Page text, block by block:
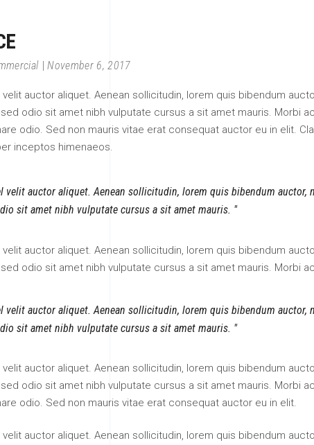
November 6, 2017
velit auctor aliquet. Aenean sollicitudin, lorem quis bibendum
odio sit amet nibh vulputate cursus a sit amet mauris. Morbi
odio. Sed non mauris vitae erat consequat auctor eu in elit.
inceptos himenaeos.
auctor aliquet. Aenean sollicitudin, lorem quis bibendum auctor,
sit amet nibh vulputate cursus a sit amet mauris.
velit auctor aliquet. Aenean sollicitudin, lorem quis bibendum
odio sit amet nibh vulputate cursus a sit amet mauris. Morbi
auctor aliquet. Aenean sollicitudin, lorem quis bibendum auctor,
sit amet nibh vulputate cursus a sit amet mauris.
velit auctor aliquet. Aenean sollicitudin, lorem quis bibendum
odio sit amet nibh vulputate cursus a sit amet mauris. Morbi
odio. Sed non mauris vitae erat consequat auctor eu in elit.
velit auctor aliquet. Aenean sollicitudin, lorem quis bibendum